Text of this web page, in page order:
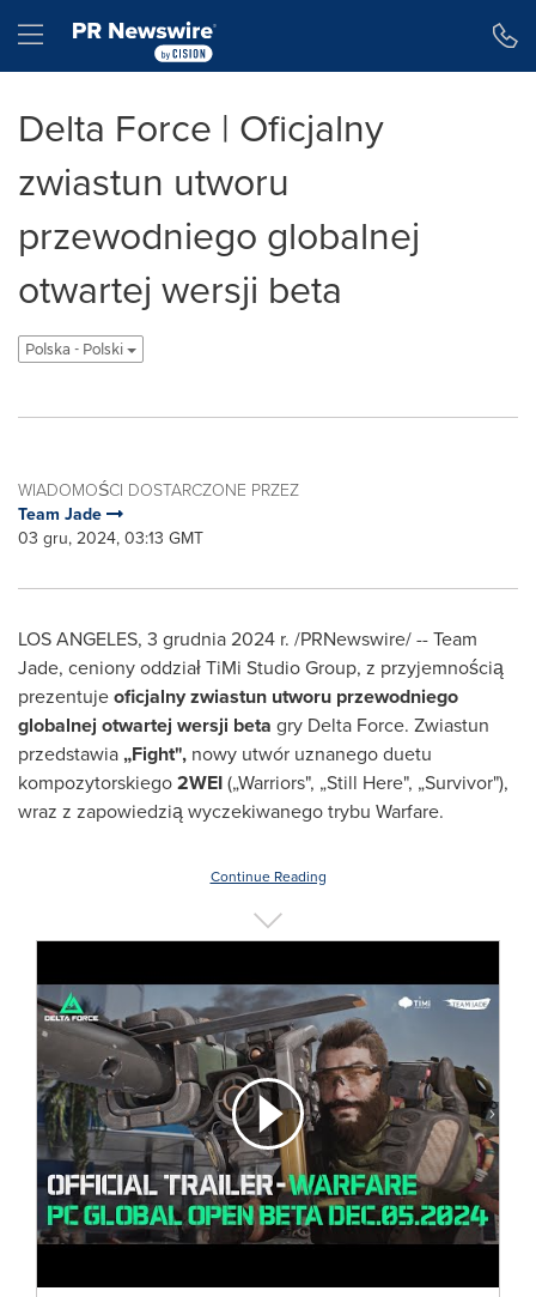
Hamburger menu
Delta Force | Oficjalny
zwiastun utworu
przewodniego globalnej
otwartej wersji beta
Polska - Polski
WIADOMOŚCI DOSTARCZONE PRZEZ
Team Jade
03 gru, 2024, 03:13 GMT
LOS ANGELES, 3 grudnia 2024 r. /PRNewswire/ -- Team
Jade, ceniony oddział TiMi Studio Group, z przyjemnością
prezentujeoficjalny zwiastun utworu przewodniego
globalnej otwartej wersji beta gry Delta Force. Zwiastun
przedstawia „Fight", nowy utwór uznanego duetu
kompozytorskiego2WEI(„Warriors", „Still Here", „Survivor"),
wraz z zapowiedzią wyczekiwanego trybu Warfare.
Continue Reading